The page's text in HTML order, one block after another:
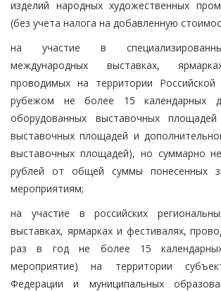
изделий народных художественных
(без учета налога на добавленную
на участие в
международных выставках,
проводимых на территории
рубежом не более 15 календарных
оборудованных выставочных
выставочных площадей и
выставочных площадей), но суммарно
рублей от общей суммы понесенных
мероприятиям;
на участие в российских
выставках, ярмарках и фестивалях,
раз в год не более 15
мероприятие) на территории
Федерации и муниципальных